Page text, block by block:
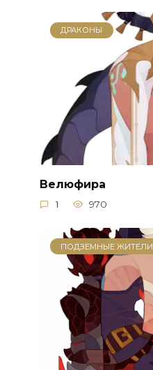
ДРАКОНЫ
Велюфира
1 970
ПОДЗЕМНЫЕ ЖИТЕЛИ